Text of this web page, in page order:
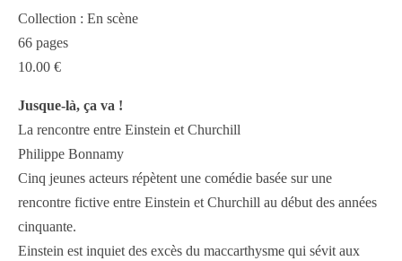
Collection : En scène
66 pages
10.00 €
Jusque-là, ça va !
La rencontre entre Einstein et Churchill
Philippe Bonnamy
Cinq jeunes acteurs répètent une comédie basée sur une
rencontre fictive entre Einstein et Churchill au début des années
cinquante.
Einstein est inquiet des excès du maccarthysme qui sévit aux